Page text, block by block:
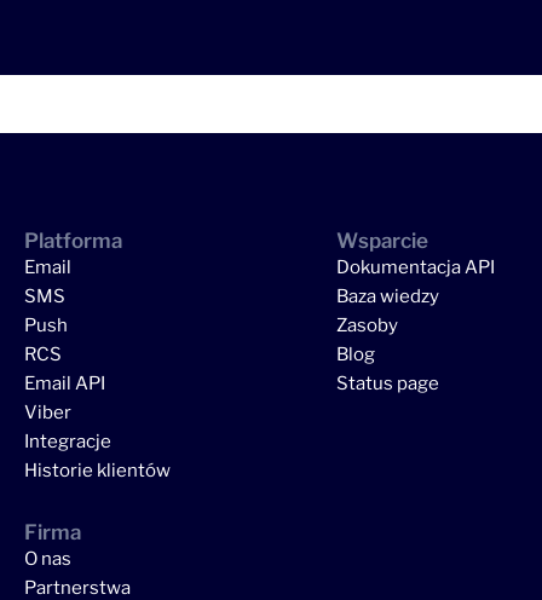
Platforma
Email
SMS
Push
RCS
Email API
Viber
Integracje
Historie klientów
Wsparcie
Dokumentacja API
Baza wiedzy
Zasoby
Blog
Status page
Firma
O nas
Partnerstwa